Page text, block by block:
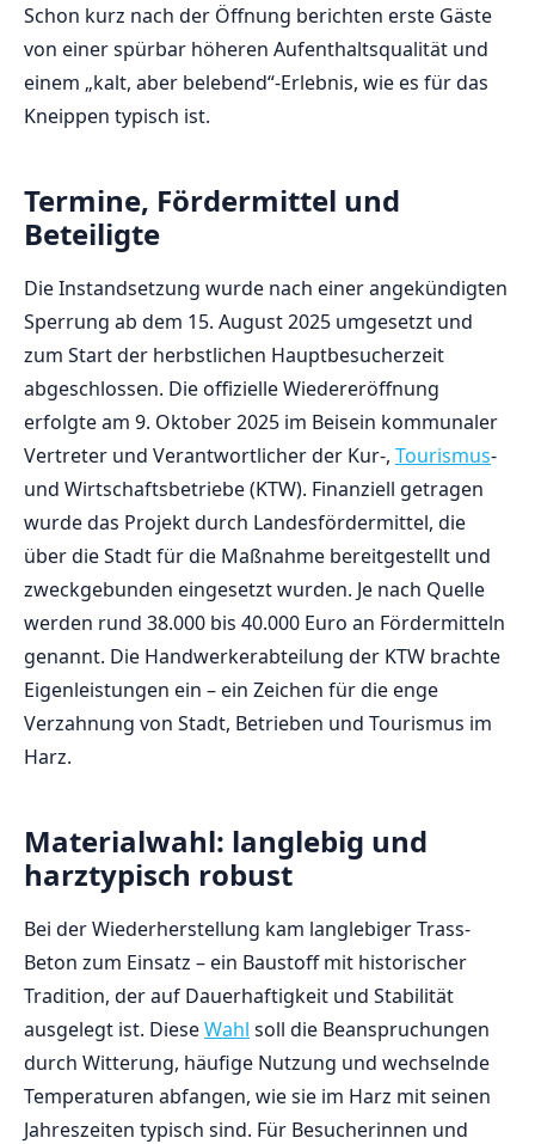
Schon kurz nach der Öffnung berichten erste Gäste
von einer spürbar höheren Aufenthaltsqualität und
einem „kalt, aber belebend“-Erlebnis, wie es für das
Kneippen typisch ist.
Termine, Fördermittel und
Beteiligte
Die Instandsetzung wurde nach einer angekündigten
Sperrung ab dem 15. August 2025 umgesetzt und
zum Start der herbstlichen Hauptbesucherzeit
abgeschlossen. Die offizielle Wiedereröffnung
erfolgte am 9. Oktober 2025 im Beisein kommunaler
Vertreter und Verantwortlicher der Kur-, Tourismus-
und Wirtschaftsbetriebe (KTW). Finanziell getragen
wurde das Projekt durch Landesfördermittel, die
über die Stadt für die Maßnahme bereitgestellt und
zweckgebunden eingesetzt wurden. Je nach Quelle
werden rund 38.000 bis 40.000 Euro an Fördermitteln
genannt. Die Handwerkerabteilung der KTW brachte
Eigenleistungen ein – ein Zeichen für die enge
Verzahnung von Stadt, Betrieben und Tourismus im
Harz.
Materialwahl: langlebig und
harztypisch robust
Bei der Wiederherstellung kam langlebiger Trass-
Beton zum Einsatz – ein Baustoff mit historischer
Tradition, der auf Dauerhaftigkeit und Stabilität
ausgelegt ist. DieseWahl soll die Beanspruchungen
durch Witterung, häufige Nutzung und wechselnde
Temperaturen abfangen, wie sie im Harz mit seinen
Jahreszeiten typisch sind. Für Besucherinnen und